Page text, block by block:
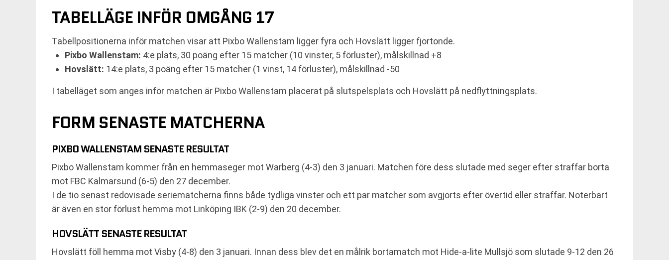
TABELLÄGE INFÖR OMGÅNG 17
Tabellpositionerna inför matchen visar att Pixbo Wallenstam ligger fyra och Hovslätt ligger fjortonde.
Pixbo Wallenstam: 4:e plats, 30 poäng efter 15 matcher (10 vinster, 5 förluster), målskillnad +8
Hovslätt: 14:e plats, 3 poäng efter 15 matcher (1 vinst, 14 förluster), målskillnad -50
I tabelläget som anges inför matchen är Pixbo Wallenstam placerat på slutspelsplats och Hovslätt på nedflyttningsplats.
FORM SENASTE MATCHERNA
PIXBO WALLENSTAM SENASTE RESULTAT
Pixbo Wallenstam kommer från en hemmaseger mot Warberg (4-3) den 3 januari. Matchen före dess slutade med seger efter straffar borta
mot FBC Kalmarsund (6-5) den 27 december.
I de tio senast redovisade seriematcherna finns både tydliga vinster och ett par matcher som avgjorts efter övertid eller straffar. Noterbart
är även en stor förlust hemma mot Linköping IBK (2-9) den 20 december.
HOVSLÄTT SENASTE RESULTAT
Hovslätt föll hemma mot Visby (4-8) den 3 januari. Innan dess blev det en målrik bortamatch mot Hide-a-lite Mullsjö som slutade 9-12 den 26